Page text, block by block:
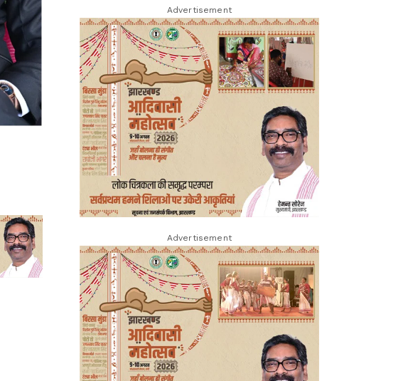
Advertisement
Advertisement